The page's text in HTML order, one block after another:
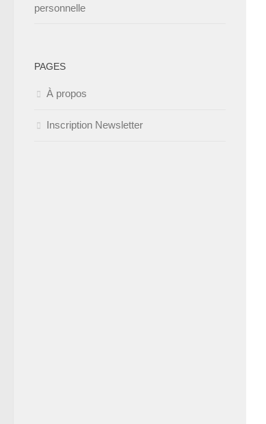
personnelle
PAGES
À propos
Inscription Newsletter